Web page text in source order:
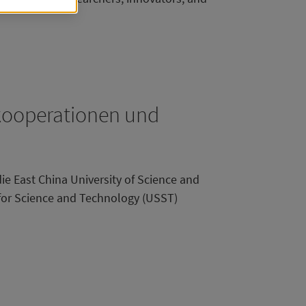
und
East China University of Science and
Science and Technology (USST)